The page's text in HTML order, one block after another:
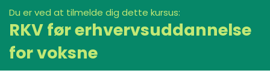
Du er ved at tilmelde dig dette kursus:
RKV før erhvervsuddannelse
for voksne